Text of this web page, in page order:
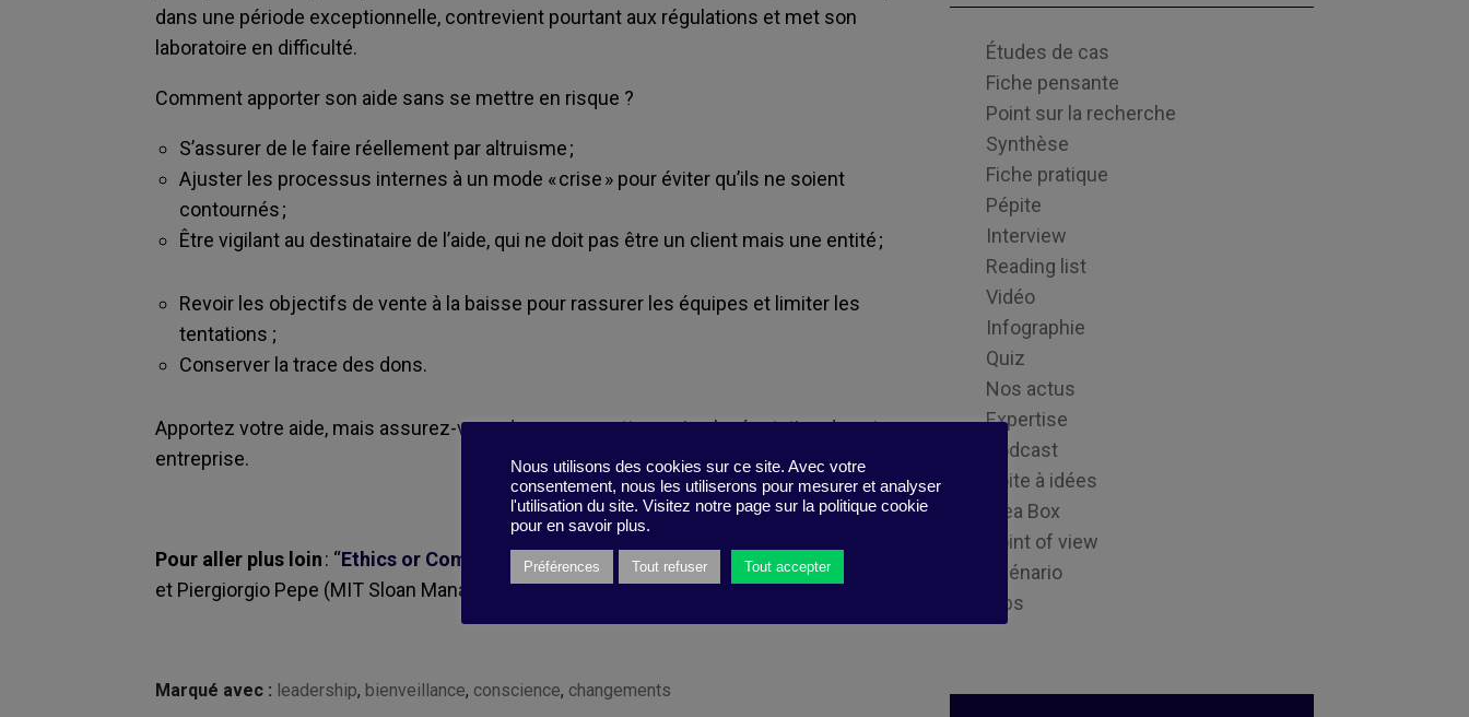
dans une période exceptionnelle, contrevient pourtant aux régulations et met son
laboratoire en difficulté.
Comment apporter son aide sans se mettre en risque ?
S’assurer de le faire réellement par altruisme ;
Ajuster les processus internes à un mode « crise » pour éviter qu’ils ne soient
contournés ;
Être vigilant au destinataire de l’aide, qui ne doit pas être un client mais une entité ;
Revoir les objectifs de vente à la baisse pour rassurer les équipes et limiterles
tentations ;
Conserver la trace des dons.
Apportez votre aide, mais assurez-vous de ne pas mettre en jeu la réputation de votre
entreprise.
Pour aller plus loin: “Ethics or Compliance in a Crisis ”,deN.Craig
Smith
et Piergiorgio Pepe (MIT Sloan ManagementReview, 29 septembre 2020).
Marqué avec : leadership, bienveillance, conscience, changements
Études de cas
Fiche pensante
Point sur la recherche
Synthèse
Fiche pratique
Pépite
Interview
Reading list
Vidéo
Infographie
Quiz
Nos actus
Expertise
Podcast
Boite à idées
Idea Box
Point of view
Scénario
Tips
Nous utilisons des cookies sur ce site. Avec votre
consentement, nous les utiliserons pour mesurer et analyser
l'utilisation du site. Visitez notre page sur la politique cookie
pour en savoir plus.
Préférences Tout refuser Tout accepter